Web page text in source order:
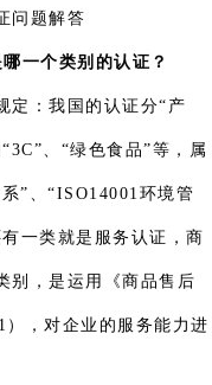
问题解答
一个类别的认证？
定：我国的认证分“产
、“绿色食品”等，属
”、“ISO14001环境管
一类就是服务认证，商
别，是运用《商品售后
，对企业的服务能力进